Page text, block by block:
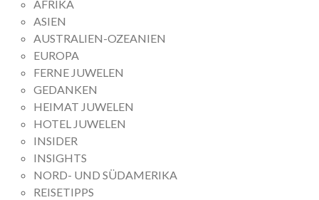
AFRIKA
ASIEN
AUSTRALIEN-OZEANIEN
EUROPA
FERNE JUWELEN
GEDANKEN
HEIMAT JUWELEN
HOTEL JUWELEN
INSIDER
INSIGHTS
NORD- UND SÜDAMERIKA
REISETIPPS